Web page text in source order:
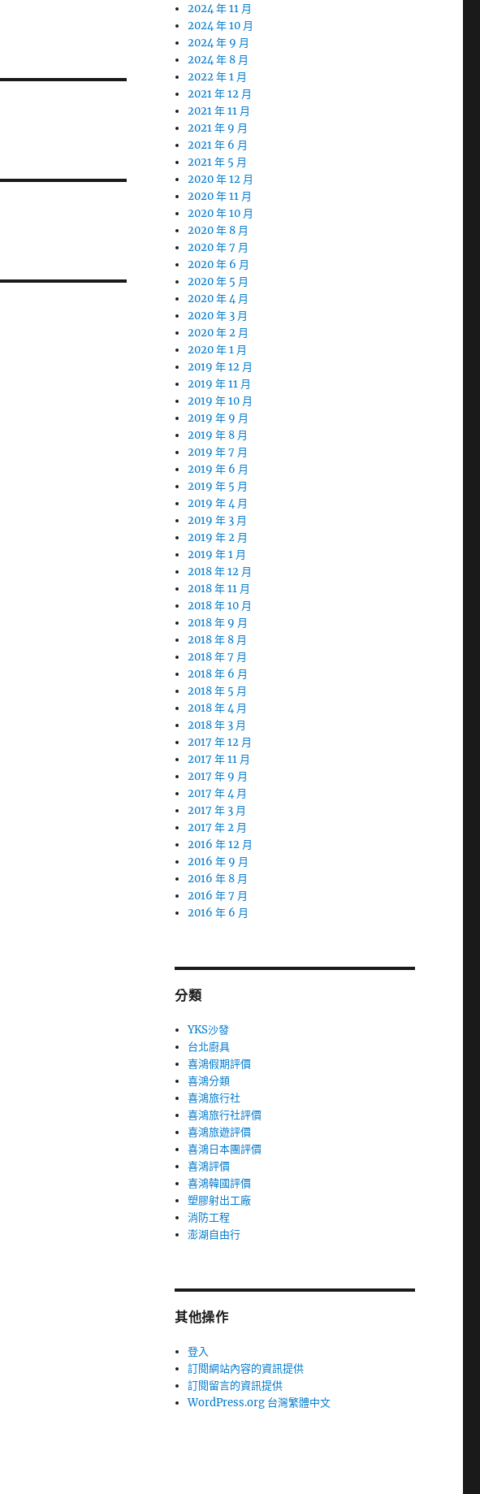
2024 年 11 月
2024 年 10 月
2024 年 9 月
2024 年 8 月
2022 年 1 月
2021 年 12 月
2021 年 11 月
2021 年 9 月
2021 年 6 月
2021 年 5 月
2020 年 12 月
2020 年 11 月
2020 年 10 月
2020 年 8 月
2020 年 7 月
2020 年 6 月
2020 年 5 月
2020 年 4 月
2020 年 3 月
2020 年 2 月
2020 年 1 月
2019 年 12 月
2019 年 11 月
2019 年 10 月
2019 年 9 月
2019 年 8 月
2019 年 7 月
2019 年 6 月
2019 年 5 月
2019 年 4 月
2019 年 3 月
2019 年 2 月
2019 年 1 月
2018 年 12 月
2018 年 11 月
2018 年 10 月
2018 年 9 月
2018 年 8 月
2018 年 7 月
2018 年 6 月
2018 年 5 月
2018 年 4 月
2018 年 3 月
2017 年 12 月
2017 年 11 月
2017 年 9 月
2017 年 4 月
2017 年 3 月
2017 年 2 月
2016 年 12 月
2016 年 9 月
2016 年 8 月
2016 年 7 月
2016 年 6 月
分類
YKS沙發
台北廚具
喜鴻假期評價
喜鴻分類
喜鴻旅行社
喜鴻旅行社評價
喜鴻旅遊評價
喜鴻日本團評價
喜鴻評價
喜鴻韓國評價
塑膠射出工廠
消防工程
澎湖自由行
其他操作
登入
訂閱網站內容的資訊提供
訂閱留言的資訊提供
WordPress.org 台灣繁體中文